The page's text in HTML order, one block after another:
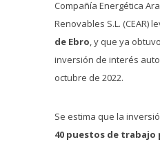
Compañía Energética
Renovables S.L. (CEAR)
de Ebro, y que ya
inversión de interés
octubre de 2022.
Se estima que la
40 puestos de trabajo